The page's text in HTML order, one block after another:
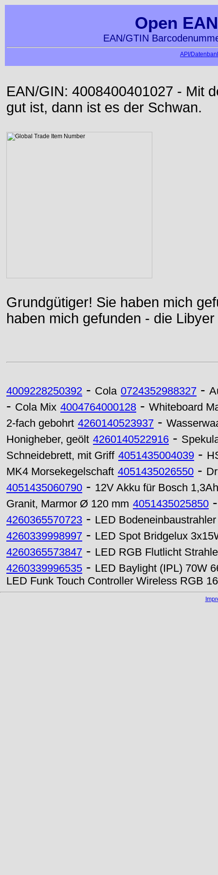
Open
EAN/GTIN
API/
EAN/GIN: 4008400401027 - Mit
gut ist, dann ist es der Schwan.
Grundgütiger! Sie haben mich
haben mich gefunden - die
4009228250392 - Cola 0724352988327 -
- Cola Mix 4004764000128 - Whiteboard
2-fach gebohrt 4260140523937 -
Honigheber, geölt 4260140522916 -
Schneidebrett, mit Griff 4051435004039 -
MK4 Morsekegelschaft 4051435026550 -
4051435060790 - 12V Akku für Bosch
Granit, Marmor Ø 120 mm 4051435025850
4260365570723 - LED
4260339998997 - LED Spot Bridgelux
4260365573847 - LED RGB Flutlicht
4260339996535 - LED Baylight (IPL) 70W
LED Funk Touch Controller Wireless RGB